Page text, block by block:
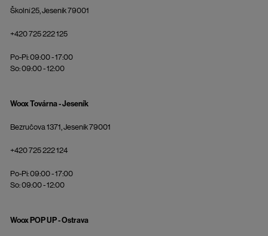
Školní 25, Jeseník 79001
+420 725 222 125
Po-Pi: 09:00 - 17:00
So: 09:00 - 12:00
Woox Továrna - Jeseník
Bezručova 1371, Jeseník 79001
+420 725 222 124
Po-Pi: 09:00 - 17:00
So: 09:00 - 12:00
Woox POP UP - Ostrava